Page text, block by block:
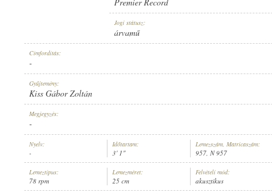
LEMEZSZÁM:
Jogi státusz:
árvamű
Címfordítás:
-
Gyűjtemény:
Kiss Gábor Zoltán
Megjegyzés:
-
Nyelv:
-
Időtartam:
3' 1"
Lemezszám, Matricaszám:
957, N 957
Lemeztípus:
78 rpm
Lemezméret:
25 cm
Felvételi mód:
akusztikus